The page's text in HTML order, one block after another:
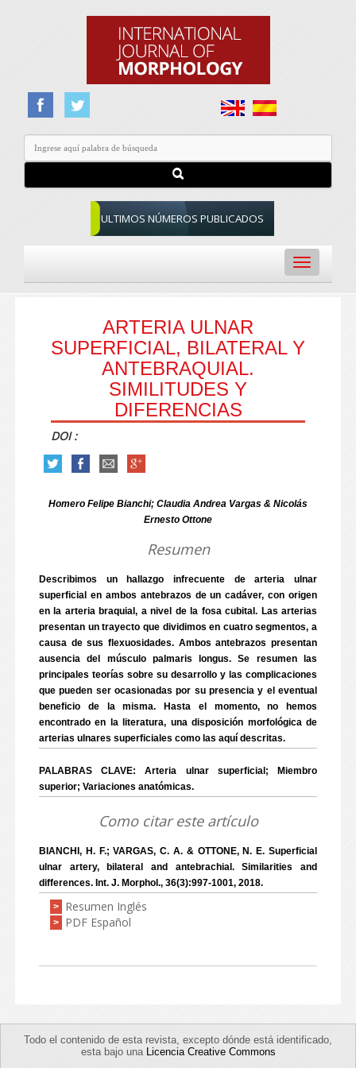
ULTIMOS NÚMEROS PUBLICADOS
Toggle
navigation
ARTERIA ULNAR
SUPERFICIAL, BILATERAL Y
ANTEBRAQUIAL.
SIMILITUDES Y
DIFERENCIAS
DOI :
Homero Felipe Bianchi; Claudia Andrea Vargas & Nicolás
Ernesto Ottone
Resumen
Describimos un hallazgo infrecuente de arteria ulnar
superficial en ambos antebrazos de un cadáver, con origen
en la arteria braquial, a nivel de la fosa cubital. Las arterias
presentan un trayecto que dividimos en cuatro segmentos, a
causa de sus flexuosidades. Ambos antebrazos presentan
ausencia del músculo palmaris longus. Se resumen las
principales teorías sobre su desarrollo y las complicaciones
que pueden ser ocasionadas por su presencia y el eventual
beneficio de la misma. Hasta el momento, no hemos
encontrado en la literatura, una disposición morfológica de
arterias ulnares superficiales como las aquí descritas.
PALABRAS CLAVE: Arteria ulnar superficial; Miembro
superior; Variaciones anatómicas.
Como citar este artículo
BIANCHI, H. F.; VARGAS, C. A. & OTTONE, N. E. Superficial
ulnar artery, bilateral and antebrachial. Similarities and
differences. Int. J. Morphol., 36(3):997-1001, 2018.
> Resumen Inglés
> PDF Español
Todo el contenido de esta revista, excepto dónde está identificado,
esta bajo una Licencia Creative Commons